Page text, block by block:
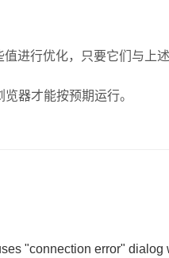
进行优化，只要它们与上述
览器才能按预期运行。
"connection error"